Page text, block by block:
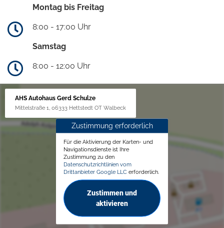
Montag bis Freitag
8:00 - 17:00 Uhr
Samstag
8:00 - 12:00 Uhr
AHS Autohaus Gerd Schulze
Mittelstraße 1, 06333 Hettstedt OT Walbeck
Zustimmung erforderlich
Für die Aktivierung der Karten- und
Navigationsdienste ist Ihre
Zustimmung zu den
Datenschutzrichtlinien vom
Drittanbieter Google LLC erforderlich.
Zustimmen und
aktivieren